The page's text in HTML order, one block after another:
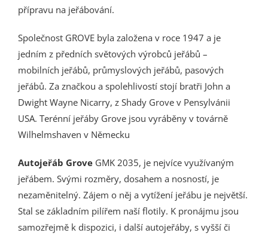
přípravu na jeřábování.
Společnost GROVE byla založena v roce 1947 a je
jedním z předních světových výrobců jeřábů –
mobilních jeřábů, průmyslových jeřábů, pasových
jeřábů. Za značkou a spolehlivostí stojí bratři John a
Dwight Wayne Nicarry, z Shady Grove v Pensylvánii
USA. Terénní jeřáby Grove jsou vyráběny v továrně
Wilhelmshaven v Německu
Autojeřáb GroveGMK 2035, je nejvíce využívaným
jeřábem. Svými rozměry, dosahem a nosností, je
nezaměnitelný. Zájem o něj a vytížení jeřábu je největší.
Stal se základním pilířem naší flotily. K pronájmu jsou
samozřejmě k dispozici, i další autojeřáby, s vyšší či